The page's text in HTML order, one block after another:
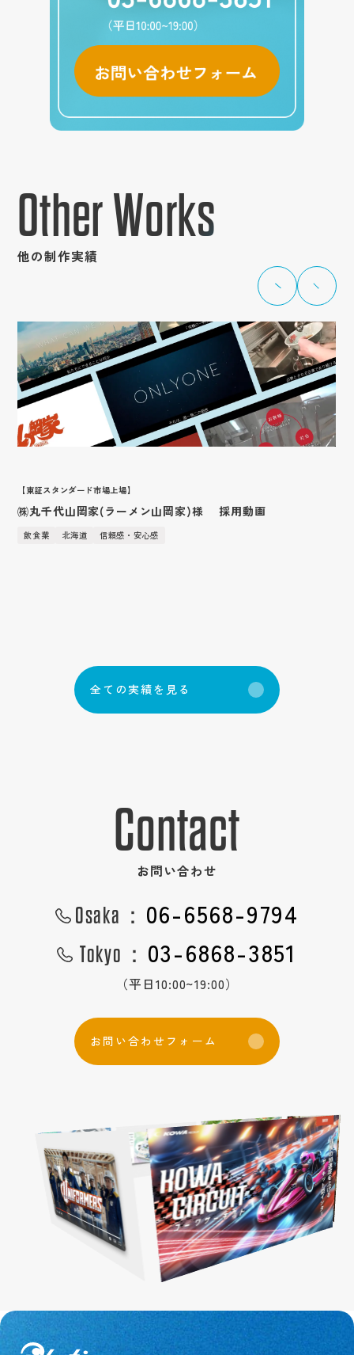
Other Works
他の制作実績
【東証スタンダード市場上場】
㈱丸千代山岡家(ラーメン山岡家)様 採用動画
飲食業 北海道 信頼感・安心感
全 て の実績を 見 る
Contact
お問い合わせ
Osaka： 06-6568-9794
Tokyo： 03-6868-3851
（平日10:00~19:00）
お 問 い合わせ フ ォ ー ム